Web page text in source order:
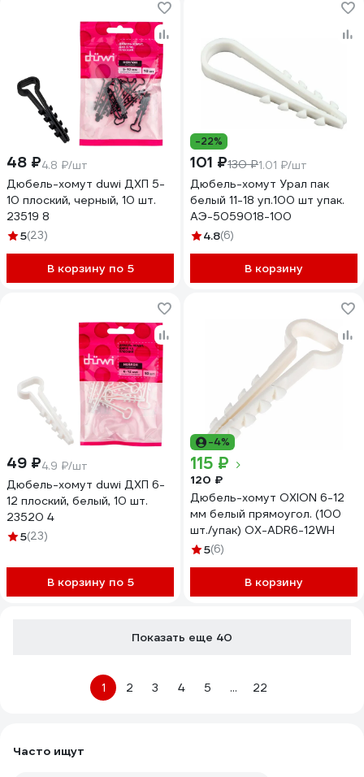
48 ₽4.8 ₽/шт
Дюбель-хомут duwi ДХП 5-
10 плоский, черный, 10 шт.
23519 8
5(23)
В корзину по 5
-22%
101 ₽130 ₽1.01 ₽/шт
Дюбель-хомут Урал пак
белый 11-18 уп.100 шт упак.
АЭ-5059018-100
4.8(6)
В корзину
49 ₽4.9 ₽/шт
Дюбель-хомут duwi ДХП 6-
12 плоский, белый, 10 шт.
23520 4
5(23)
В корзину по 5
-4%
115 ₽
120 ₽
Дюбель-хомут OXION 6-12
мм белый прямоугол. (100
шт./упак) OX-ADR6-12WH
5(6)
В корзину
Показать еще 40
1 2 3 4 5 ... 22
Часто ищут